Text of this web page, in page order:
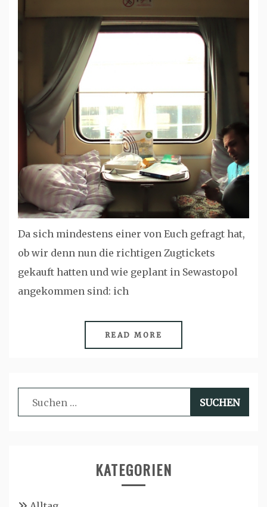
Da sich mindestens einer von Euch gefragt hat,
ob wir denn nun die richtigen Zugtickets
gekauft hatten und wie geplant in Sewastopol
angekommen sind: ich
READ MORE
Suchen
nach:
KATEGORIEN